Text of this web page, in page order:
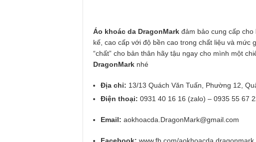
Áo khoác da DragonMark đảm bảo cung cấp
kế, cao cấp với độ bền cao trong chất liệu và mức
“chất” cho bản thân hãy tậu ngay cho mình một
DragonMark nhé
Địa chỉ: 13/13 Quách Văn Tuấn, Phường 12,
Điện thoại: 0931 40 16 16 (zalo) – 0935 55 67
Email: aokhoacda.DragonMark@gmail.com
Facebook: www.fb.com/aokhoacda.dragonmark